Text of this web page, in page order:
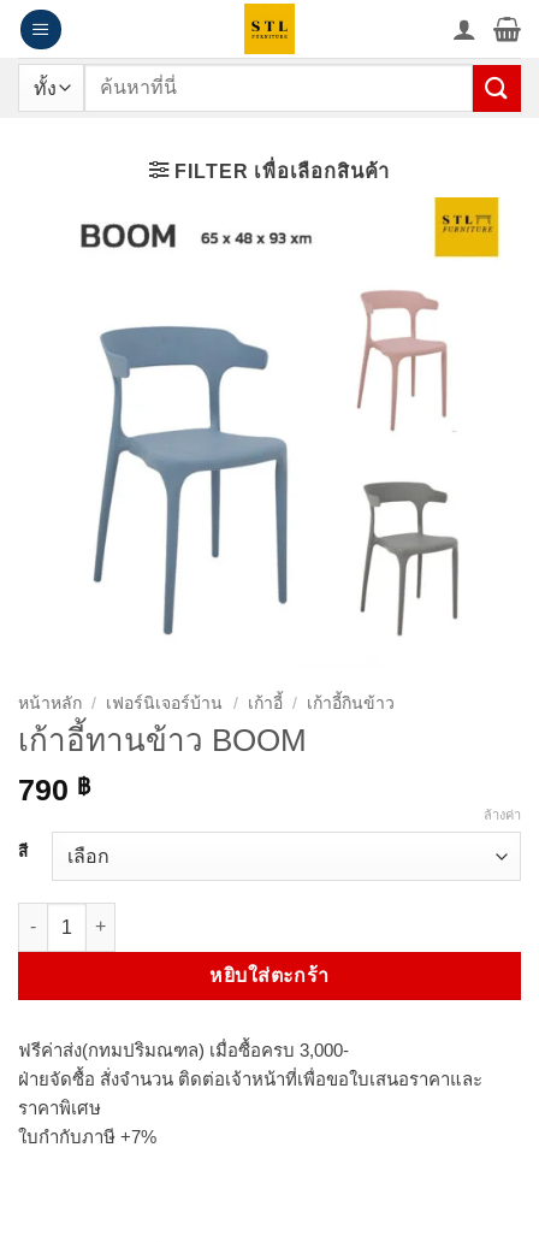
ข้าม
เนื้อหา
ค้นหา:
FILTER เพื่อเลือกสินค้า
หน้าหลัก / เฟอร์นิเจอร์บ้าน / เก้าอี้ / เก้าอี้กินข้าว
เก้าอี้ทานข้าว BOOM
790 ฿
สี
ล้างค่า
หยิบใส่ตะกร้า
ฟรีค่าส่ง(กทมปริมณฑล) เมื่อซื้อครบ 3,000-
ฝ่ายจัดซื้อ สั่งจำนวน ติดต่อเจ้าหน้าที่เพื่อขอใบเสนอราคาและ
ราคาพิเศษ
ใบกำกับภาษี +7%